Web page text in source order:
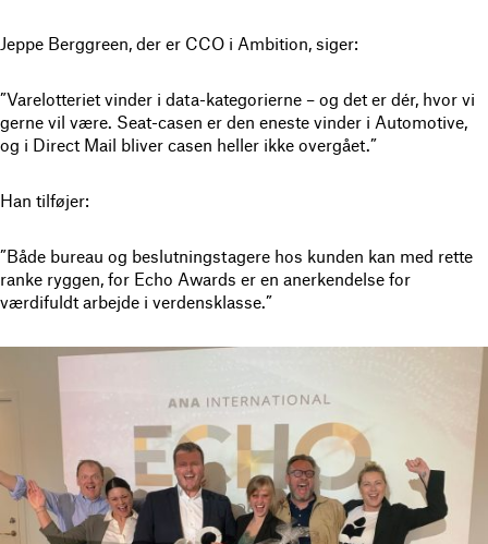
Jeppe Berggreen, der er CCO i Ambition, siger:
”Varelotteriet vinder i data-kategorierne – og det er dér, hvor vi
gerne vil være. Seat-casen er den eneste vinder i Automotive,
og i Direct Mail bliver casen heller ikke overgået.”
Han tilføjer:
”Både bureau og beslutningstagere hos kunden kan med rette
ranke ryggen, for Echo Awards er en anerkendelse for
værdifuldt arbejde i verdensklasse.”